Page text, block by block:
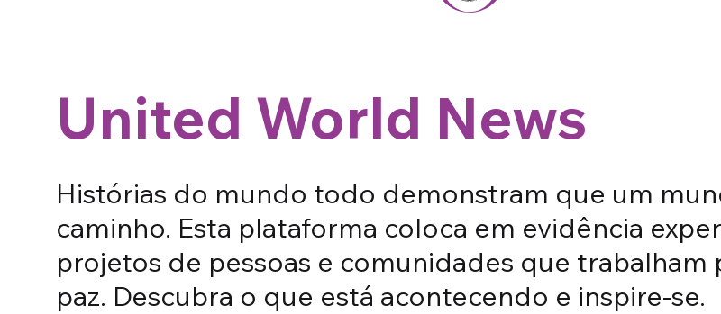
United World News
Histórias do mundo todo demonstram que um
caminho. Esta plataforma coloca em evidência
projetos de pessoas e comunidades que trabalham
paz. Descubra o que está acontecendo e inspire-se.
ARTE E COMPROMISSO SOCIAL
A Odisseia, de Christopher
Ulisses e a necessidade de um
amanhecer